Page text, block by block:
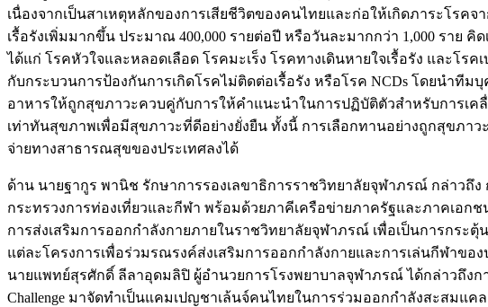
เนื่องจากเป็นสาเหตุหลักของการเสียชีวิตของคนไทยและก่อให้เกิดภาระโร
เรื้อรังเพิ่มมากขึ้น ประมาณ 400,000 รายต่อปี หรือวันละมากกว่า 1,000 ราย
ได้แก่ โรคหัวใจและหลอดเลือด โรคมะเร็ง โรคทางเดินหายใจเรื้อรัง และโ
กับกระบวนการป้องกันการเกิดโรคไม่ติดต่อเรื้อรัง หรือโรค NCDs โดยนำที
อาหารให้ถูกสุขภาวะควบคู่กับการให้คำแนะนำในการปฏิบัติตัวสำหรับการเค
เท่าทันสุขภาพเพื่อมีสุขภาวะที่ดีอย่างยั่งยืน ทั้งนี้ การเลือกทานอย่างถูกสุขภ
จ่ายทางสาธารณสุขของประเทศลงได้
ด้าน นายฐากูร พานิช รักษาการรองเลขาธิการราชวิทยาลัยจุฬาภรณ์ กล่าวถึง
กระทรวงการท่องเที่ยวและกีฬา พร้อมด้วยภาคีเครือข่ายภาครัฐและภาคเอกช
การส่งเสริมการออกกำลังกายภายในราชวิทยาลัยจุฬาภรณ์ เพื่อเป็นการกระ
แต่ละโครงการเพื่อร่วมรณรงค์ส่งเสริมการออกกำลังกายและการเล่นกีฬา
นายแพทย์สุรศักดิ์ ลีลาอุดมลิปิ ผู้อำนวยการโรงพยาบาลจุฬาภรณ์ ได้กล่าวถึงก
Challenge มาจัดทำเป็นแคมเปญชาเล้นจ์คนไทยในการร่วมออกกำลังสะสม